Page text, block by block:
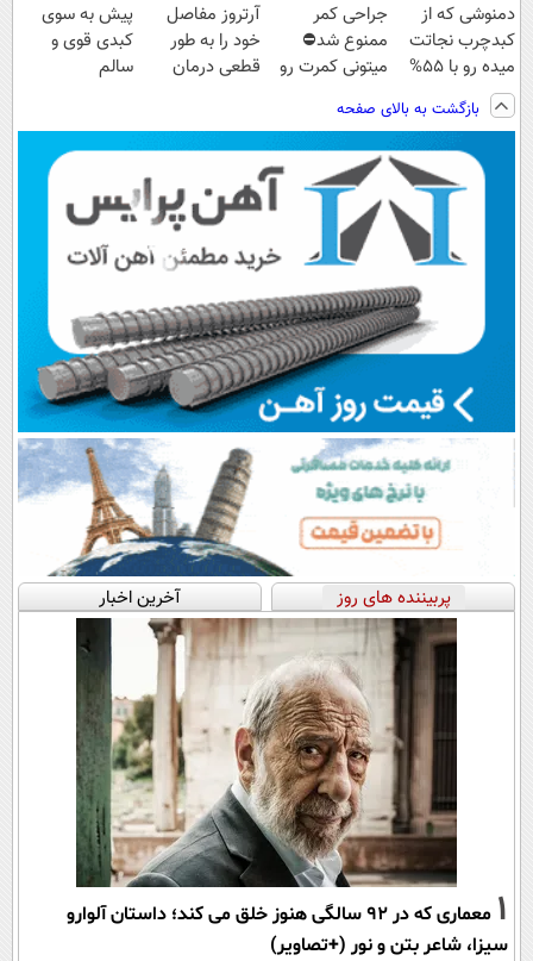
دمنوشی که از
کبدچرب نجاتت
میده رو با 55%
تخفیف بخر!
جراحی کمر
ممنوع شد⛔
میتونی کمرت رو
کنی! 👈🏻
پرسش‌نامه
آرتروز مفاصل
خود را به طور
قطعی درمان
پیش به سوی
کبدی قوی و
سالم
بازگشت به بالای صفحه
پربیننده های روز آخرین اخبار
1
معماری که در 92 سالگی هنوز خلق می کند؛ داستان آلوارو
سیزا، شاعر بتن و نور (+تصاویر)